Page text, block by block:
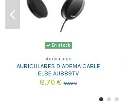
En stock
Auriculares
AURICULARES DIADEMA CABLE
ELBE AU889TV
8,70 €9,90 €